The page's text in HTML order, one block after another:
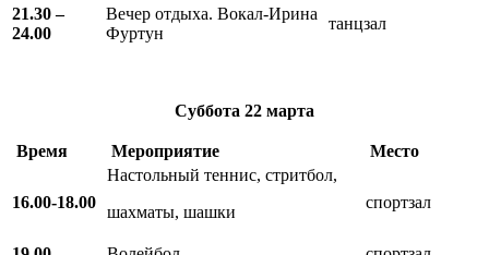
21.30 –
24.00
Вечер отдыха. Вокал-Ирина
Фуртун
танцзал
Суббота 22 марта
Время Мероприятие Место
16.00-18.00
Настольный теннис, стритбол,
шахматы, шашки
спортзал